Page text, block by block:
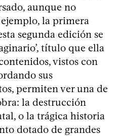
aunque no
la primera
segunda edición se
título que ella
vistos con
sus
permiten ver una de
la destrucción
o la trágica historia
dotado de grandes